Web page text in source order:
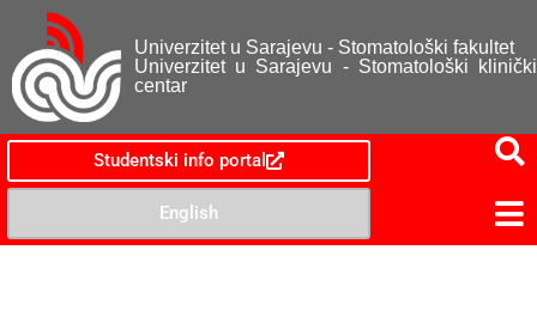
Univerzitet u Sarajevu - Stomatološki fakultet
Univerzitet u Sarajevu - Stomatološki klinički
centar
Studentski info portal
English